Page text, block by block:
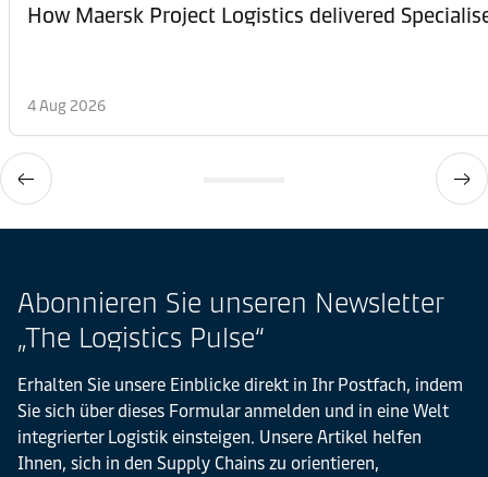
How Maersk Project Logistics delivered
4 Aug 2026
Abonnieren Sie unseren Newsletter
„The Logistics Pulse“
Erhalten Sie unsere Einblicke direkt in Ihr Postfach, indem
Sie sich über dieses Formular anmelden und in eine Welt
integrierter Logistik einsteigen. Unsere Artikel helfen
Ihnen, sich in den Supply Chains zu orientieren,